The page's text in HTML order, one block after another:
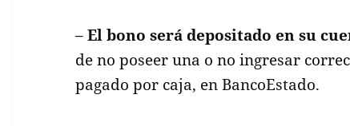
–El bono será depositado en su
de no poseer una o no ingresar
pagado por caja, en BancoEstado.